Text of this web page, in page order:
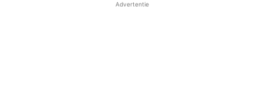
Advertentie